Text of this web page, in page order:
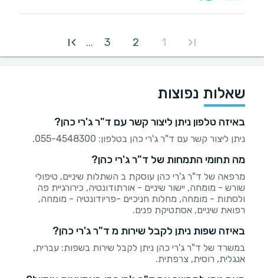
1
2
3
...
שאלות נפוצות
באיזה טלפון ניתן ליצור קשר עם ד"ר ג'רי כהן?
ניתן ליצור קשר עם ד"ר ג'רי כהן בטלפון: 055-4548300.
מה תחומי התמחות של ד"ר ג'רי כהן?
מרפאה של ד"ר ג'רי כהן עוסקת ב השתלות שיניים, טיפולי
שורש - מומחה, יישור שיניים - אורתודונטיה, כירורגיית פה
ולסתות - מומחה, מחלות חניכיים -פריודונטיה - מומחה,
רפואת שיניים, אסתטיקת פנים.
באיזה שפות ניתן לקבל שירות מ ד"ר ג'רי כהן?
במשרד של ד"ר ג'רי כהן ניתן לקבל שירות בשפות: עברית,
אנגלית, רוסית, צרפתית.